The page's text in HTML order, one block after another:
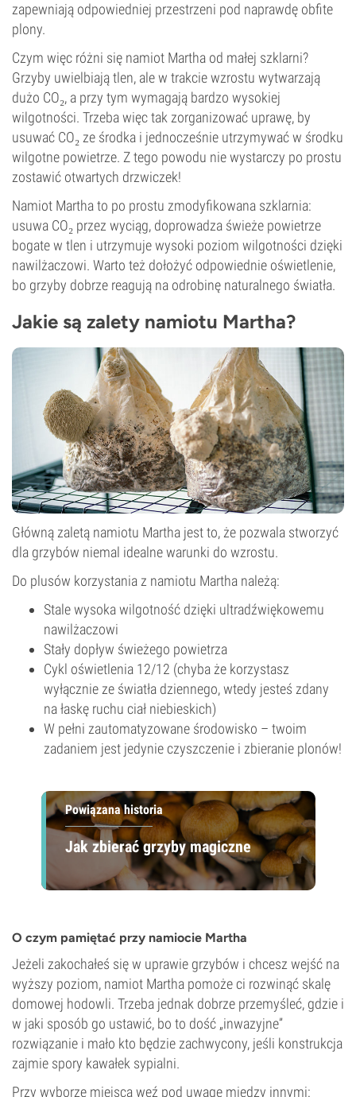
zapewniają odpowiedniej przestrzeni pod naprawdę obfite
plony.
Czym więc różni się namiot Martha od małej szklarni?
Grzyby uwielbiają tlen, ale w trakcie wzrostu wytwarzają
dużo CO₂, a przy tym wymagają bardzo wysokiej
wilgotności. Trzeba więc tak zorganizować uprawę, by
usuwać CO₂ ze środka i jednocześnie utrzymywać w środku
wilgotne powietrze. Z tego powodu nie wystarczy po prostu
zostawić otwartych drzwiczek!
Namiot Martha to po prostu zmodyfikowana szklarnia:
usuwa CO₂ przez wyciąg, doprowadza świeże powietrze
bogate w tlen i utrzymuje wysoki poziom wilgotności dzięki
nawilżaczowi. Warto też dołożyć odpowiednie oświetlenie,
bo grzyby dobrze reagują na odrobinę naturalnego światła.
Jakie są zalety namiotu Martha?
Główną zaletą namiotu Martha jest to, że pozwala stworzyć
dla grzybów niemal idealne warunki do wzrostu.
Do plusów korzystania z namiotu Martha należą:
Stale wysoka wilgotność dzięki ultradźwiękowemu
nawilżaczowi
Stały dopływ świeżego powietrza
Cykl oświetlenia 12/12 (chyba że korzystasz
wyłącznie ze światła dziennego, wtedy jesteś zdany
na łaskę ruchu ciał niebieskich)
W pełni zautomatyzowane środowisko – twoim
zadaniem jest jedynie czyszczenie i zbieranie plonów!
Powiązana historia
Jak zbierać grzyby magiczne
O czym pamiętać przy namiocie Martha
Jeżeli zakochałeś się w uprawie grzybów i chcesz wejść na
wyższy poziom, namiot Martha pomoże ci rozwinąć skalę
domowej hodowli. Trzeba jednak dobrze przemyśleć, gdzie i
w jaki sposób go ustawić, bo to dość „inwazyjne”
rozwiązanie i mało kto będzie zachwycony, jeśli konstrukcja
zajmie spory kawałek sypialni.
Przy wyborze miejsca weź pod uwagę między innymi: